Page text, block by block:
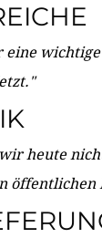
eine
heute
öffentlichen